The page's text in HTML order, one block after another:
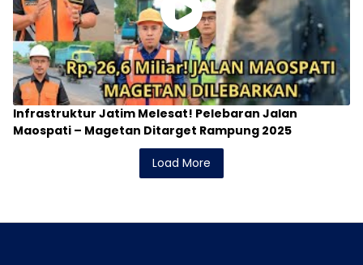
Infrastruktur Jatim Melesat! Pelebaran Jalan
Maospati – Magetan Ditarget Rampung 2025
Load More